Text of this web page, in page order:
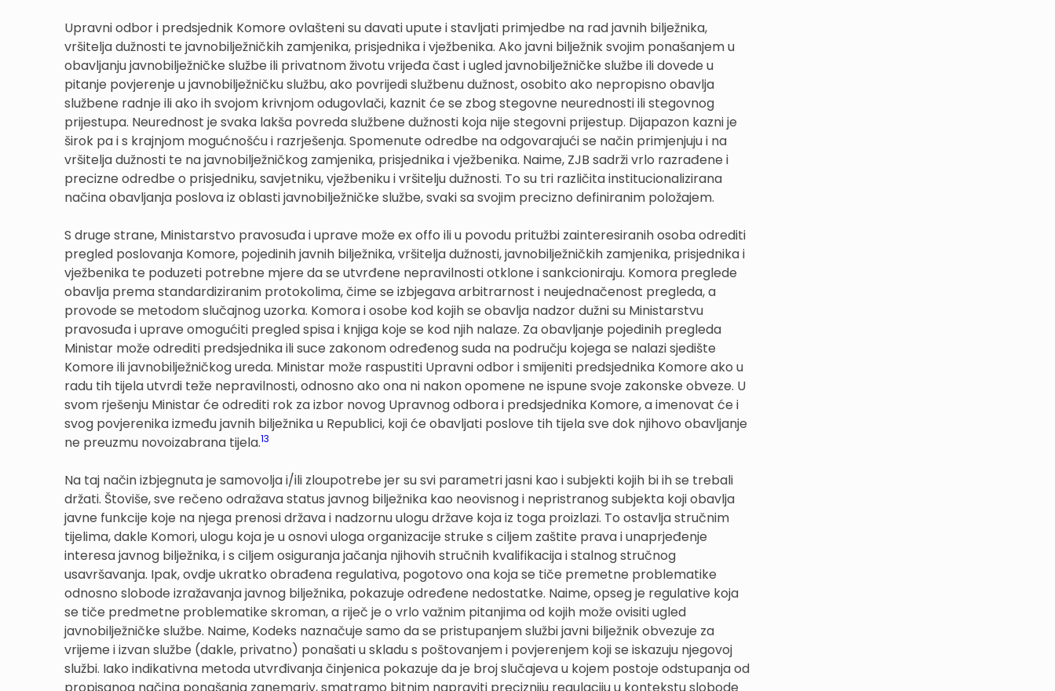
Upravni odbor i predsjednik Komore ovlašteni su davati upute i stavljati primjedbe na rad javnih bilježnika,
vršitelja dužnosti te javnobilježničkih zamjenika, prisjednika i vježbenika. Ako javni bilježnik svojim ponašanjem u
obavljanju javnobilježničke službe ili privatnom životu vrijeđa čast i ugled javnobilježničke službe ili dovede u
pitanje povjerenje u javnobilježničku službu, ako povrijedi službenu dužnost, osobito ako nepropisno obavlja
službene radnje ili ako ih svojom krivnjom odugovlači, kaznit će se zbog stegovne neurednosti ili stegovnog
prijestupa. Neurednost je svaka lakša povreda službene dužnosti koja nije stegovni prijestup. Dijapazon kazni je
širok pa i s krajnjom mogućnošću i razrješenja. Spomenute odredbe na odgovarajući se način primjenjuju i na
vršitelja dužnosti te na javnobilježničkog zamjenika, prisjednika i vježbenika. Naime, ZJB sadrži vrlo razrađene i
precizne odredbe o prisjedniku, savjetniku, vježbeniku i vršitelju dužnosti. To su tri različita institucionalizirana
načina obavljanja poslova iz oblasti javnobilježničke službe, svaki sa svojim precizno definiranim položajem.
S druge strane, Ministarstvo pravosuđa i uprave može ex offo ili u povodu pritužbi zainteresiranih osoba odrediti
pregled poslovanja Komore, pojedinih javnih bilježnika, vršitelja dužnosti, javnobilježničkih zamjenika, prisjednika i
vježbenika te poduzeti potrebne mjere da se utvrđene nepravilnosti otklone i sankcioniraju. Komora preglede
obavlja prema standardiziranim protokolima, čime se izbjegava arbitrarnost i neujednačenost pregleda, a
provode se metodom slučajnog uzorka. Komora i osobe kod kojih se obavlja nadzor dužni su Ministarstvu
pravosuđa i uprave omogućiti pregled spisa i knjiga koje se kod njih nalaze. Za obavljanje pojedinih pregleda
Ministar može odrediti predsjednika ili suce zakonom određenog suda na području kojega se nalazi sjedište
Komore ili javnobilježničkog ureda. Ministar može raspustiti Upravni odbor i smijeniti predsjednika Komore ako u
radu tih tijela utvrdi teže nepravilnosti, odnosno ako ona ni nakon opomene ne ispune svoje zakonske obveze. U
svom rješenju Ministar će odrediti rok za izbor novog Upravnog odbora i predsjednika Komore, a imenovat će i
svog povjerenika između javnih bilježnika u Republici, koji će obavljati poslove tih tijela sve dok njihovo obavljanje
ne preuzmu novoizabrana tijela.13
Na taj način izbjegnuta je samovolja i/ili zloupotrebe jer su svi parametri jasni kao i subjekti kojih bi ih se trebali
držati. Štoviše, sve rečeno odražava status javnog bilježnika kao neovisnog i nepristranog subjekta koji obavlja
javne funkcije koje na njega prenosi država i nadzornu ulogu države koja iz toga proizlazi. To ostavlja stručnim
tijelima, dakle Komori, ulogu koja je u osnovi uloga organizacije struke s ciljem zaštite prava i unaprjeđenje
interesa javnog bilježnika, i s ciljem osiguranja jačanja njihovih stručnih kvalifikacija i stalnog stručnog
usavršavanja. Ipak, ovdje ukratko obrađena regulativa, pogotovo ona koja se tiče premetne problematike
odnosno slobode izražavanja javnog bilježnika, pokazuje određene nedostatke. Naime, opseg je regulative koja
se tiče predmetne problematike skroman, a riječ je o vrlo važnim pitanjima od kojih može ovisiti ugled
javnobilježničke službe. Naime, Kodeks naznačuje samo da se pristupanjem službi javni bilježnik obvezuje za
vrijeme i izvan službe (dakle, privatno) ponašati u skladu s poštovanjem i povjerenjem koji se iskazuju njegovoj
službi. Iako indikativna metoda utvrđivanja činjenica pokazuje da je broj slučajeva u kojem postoje odstupanja od